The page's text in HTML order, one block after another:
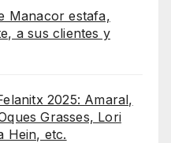
Manacor estafa,
a sus clientes y
2025: Amaral,
Grasses, Lori
Hein, etc.